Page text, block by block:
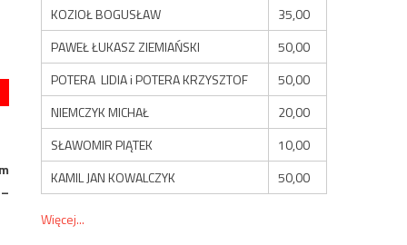
KOZIOŁ BOGUSŁAW
35,00
PAWEŁ ŁUKASZ ZIEMIAŃSKI
50,00
POTERA LIDIA i POTERA KRZYSZTOF
50,00
NIEMCZYK MICHAŁ
20,00
SŁAWOMIR PIĄTEK
10,00
KAMIL JAN KOWALCZYK
50,00
Więcej...